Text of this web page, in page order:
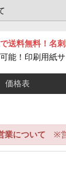
送料無料！名
能！印刷用紙
価格表
業について ※営